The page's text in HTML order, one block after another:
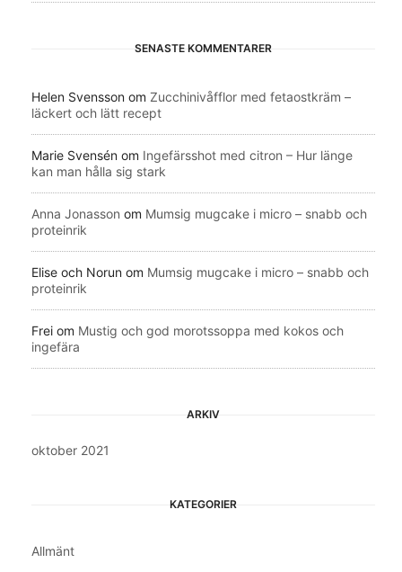
SENASTE KOMMENTARER
Helen Svensson om Zucchinivåfflor med fetaostkräm –
läckert och lätt recept
Marie Svensén om Ingefärsshot med citron – Hur länge
kan man hålla sig stark
Anna Jonasson om Mumsig mugcake i micro – snabb och
proteinrik
Elise och Norun om Mumsig mugcake i micro – snabb och
proteinrik
Frei om Mustig och god morotssoppa med kokos och
ingefära
ARKIV
oktober 2021
KATEGORIER
Allmänt